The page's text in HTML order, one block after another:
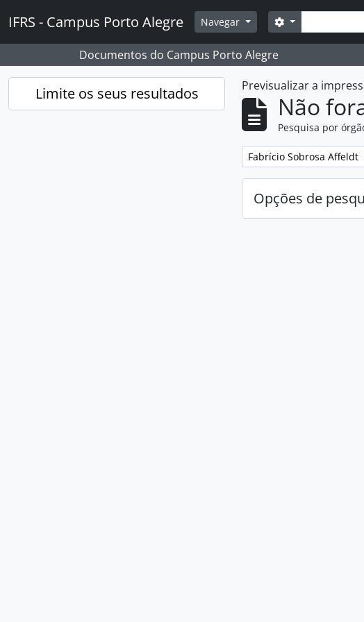
IFRS - Campus Porto Alegre Navegar Pesquisar
Opções de busca
Documentos do Campus Porto Alegre
Limite os seus resultados Previsualizar a
Não
Pesquisa por
Remover filtro:
Fabrício Sobrosa Affeldt
Opções de